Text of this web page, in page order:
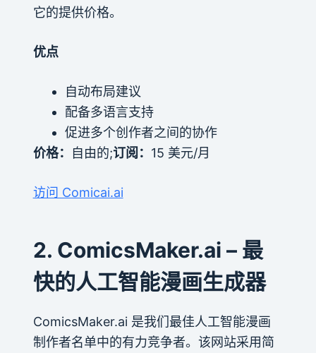
它的提供价格。
优点
自动布局建议
配备多语言支持
促进多个创作者之间的协作
价格：
自由的;订阅： 15 美元/月
访问 Comicai.ai
2. ComicsMaker.ai – 最
快的人工智能漫画生成器
ComicsMaker.ai 是我们最佳人工智能漫画
制作者名单中的有力竞争者。该网站采用简